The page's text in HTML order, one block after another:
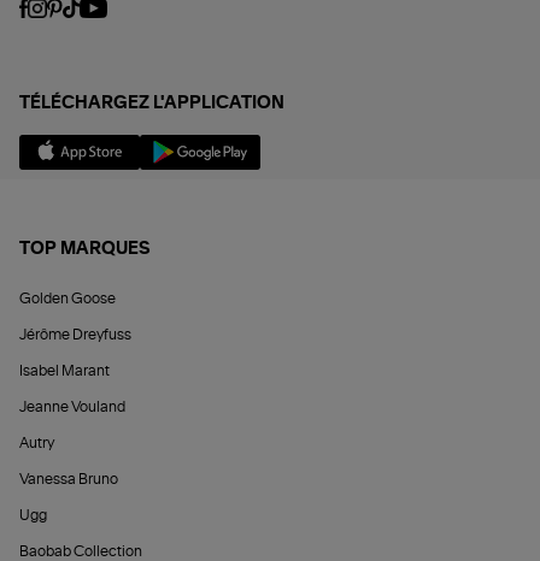
TÉLÉCHARGEZ L'APPLICATION
TOP MARQUES
Golden Goose
Jérôme Dreyfuss
Isabel Marant
Jeanne Vouland
Autry
Vanessa Bruno
Ugg
Baobab Collection